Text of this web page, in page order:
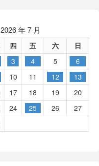
2026 年 7 月
四 五 六
日
3 4 5
6
10 11 12
13
17 18 19
20
24 25 26
27